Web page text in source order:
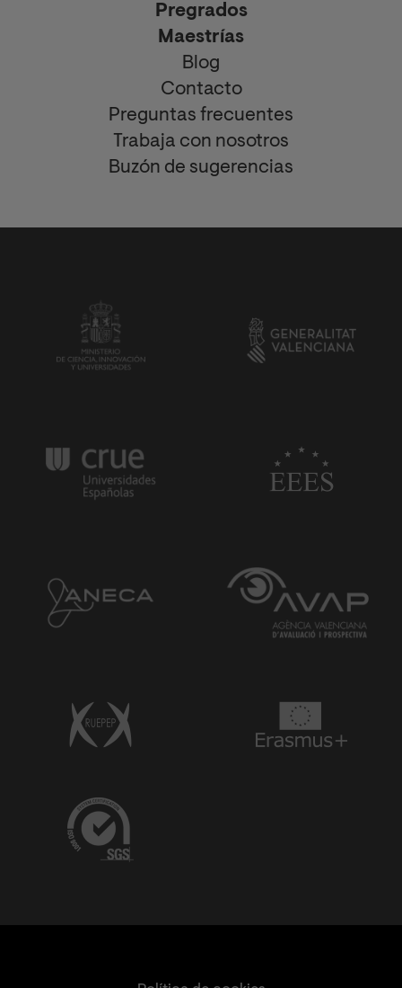
Pregrados
Maestrías
Blog
Contacto
Preguntas frecuentes
Trabaja con nosotros
Buzón de sugerencias